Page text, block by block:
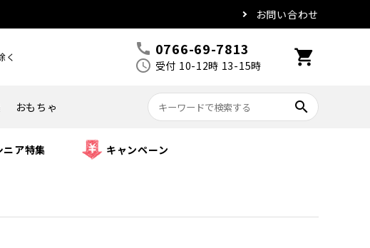
お問い合わせ
く call 0766-69-7813
schedule 受付 10-12時 13-15時 shopping_cart
おもちゃ search
ニア特集 キャンペーン